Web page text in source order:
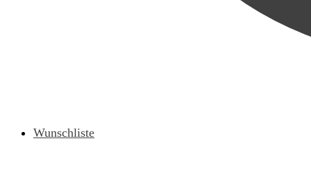
Wunschliste